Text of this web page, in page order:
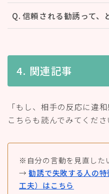
Q. 信頼される勧誘って、
4. 関連記事
「もし、相手の反応に違
こちらも読んでみてくださ
※自分の言動を見直した
→勧誘で失敗する人の
工夫）はこちら